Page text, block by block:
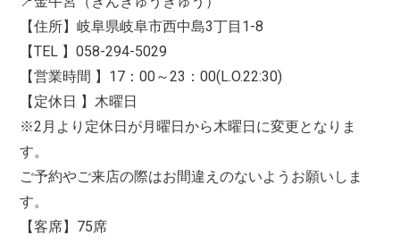
【住所】岐阜県岐阜市西中島3丁目1-8
【TEL 】058-294-5029
【営業時間 】17：00～23：00(L.O.22:30)
【定休日 】木曜日
※2月より定休日が月曜日から木曜日に変更となりま
す。
ご予約やご来店の際はお間違えのないようお願いしま
す。
【客席】75席